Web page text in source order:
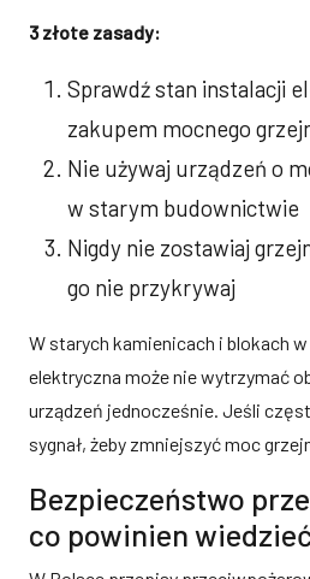
3 złote zasady:
Sprawdź stan instalacji
zakupem mocnego
Nie używaj urządzeń o
w starym budownictwie
Nigdy nie zostawiaj
go nie przykrywaj
W starych kamienicach i blokach
elektryczna może nie wytrzymać
urządzeń jednocześnie. Jeśli
sygnał, żeby zmniejszyć moc
Bezpieczeństwo
co powinien